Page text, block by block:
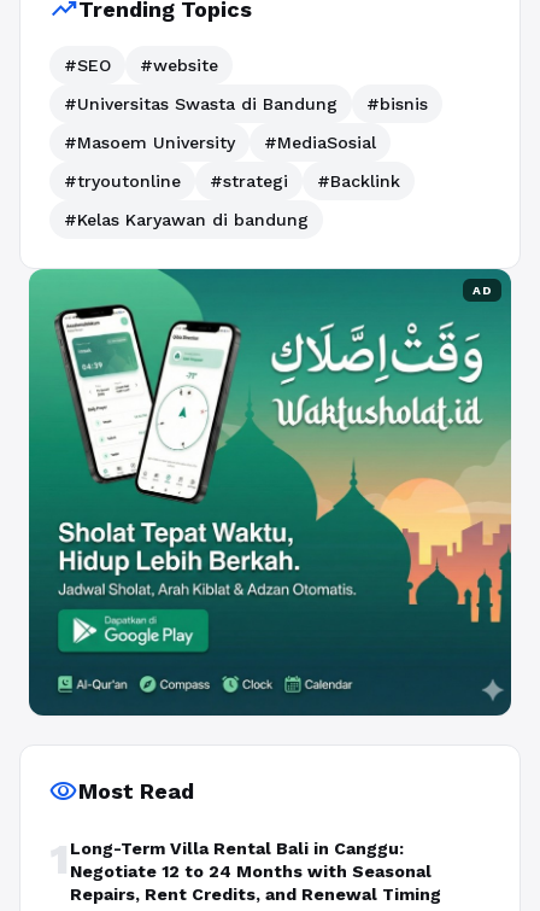
trending_upTrending Topics
#SEO
#website
#Universitas Swasta di Bandung
#bisnis
#Masoem University
#MediaSosial
#tryoutonline
#strategi
#Backlink
#Kelas Karyawan di bandung
AD
visibilityMost Read
1 Long-Term Villa Rental Bali in Canggu:
Negotiate 12 to 24 Months with Seasonal
Repairs, Rent Credits, and Renewal Timing